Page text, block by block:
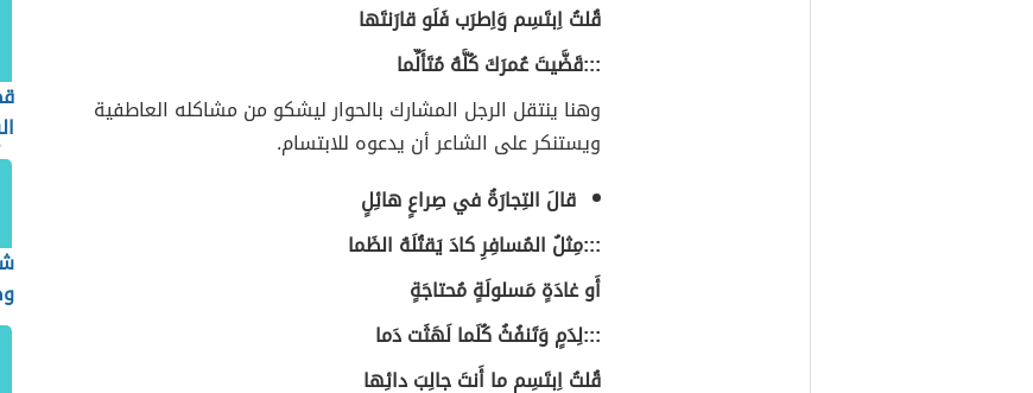
قُلتُ اِبتَسِم وَاِطرَب فَلَو قارَنتَها
:::قَضَّيتَ عُمرَكَ كُلَّهُ مُتَأَلِّما
وهنا ينتقل الرجل المشارك بالحوار ليشكو من مشاكله العاطفية
ويستنكر على الشاعر أن يدعوه للابتسام.
قالَ التِجارَةُ في صِراعٍ هائِلٍ
:::مِثلُ المُسافِرِ كادَ يَقتُلَهُ الظَما
أَو غادَةٍ مَسلولَةٍ مُحتاجَةٍ
:::لِدَمٍ وَتَنفُثُ كُلَما لَهَثَت دَما
قُلتُ اِبتَسِم ما أَنتَ جالِبَ دائِها